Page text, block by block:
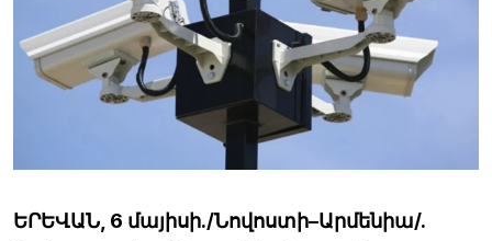
ԵՐԵՎԱՆ, 6 մայիսի./Նովոստի–Արմենիա/.